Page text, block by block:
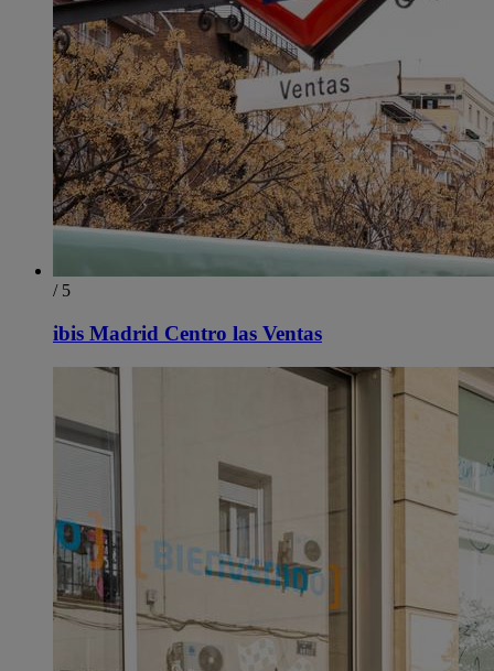
/ 5
ibis Madrid Centro las Ventas